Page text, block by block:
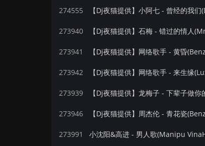
274555 【Dj夜猫提供】小阿七 - 曾经的我
273940 【Dj夜猫提供】石梅 - 错过的情人
273941 【Dj夜猫提供】网络歌手 - 黄昏
273942 【Dj夜猫提供】网络歌手 - 来生缘
273939
273946 【Dj夜猫提供】周杰伦 - 青花瓷
273991 小沈阳&高进 - 男人歌(Manipu